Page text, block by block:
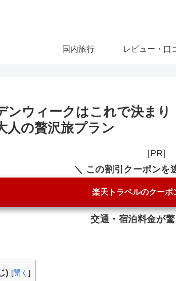
国内旅行 レビュー・口
ンウィークはこれで決まり
人の贅沢旅プラン
[PR]
＼ この割引クーポンを
楽天トラベルのクーポ
交通・宿泊料金が驚
) [開く ]